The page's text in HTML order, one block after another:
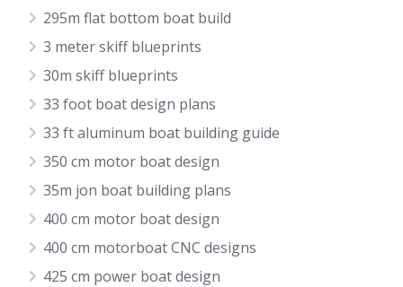
295m flat bottom boat build
3 meter skiff blueprints
30m skiff blueprints
33 foot boat design plans
33 ft aluminum boat building guide
350 cm motor boat design
35m jon boat building plans
400 cm motor boat design
400 cm motorboat CNC designs
425 cm power boat design